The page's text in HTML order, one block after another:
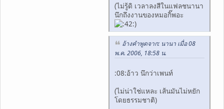
(ไม่รู้ดิ เวลาลงสีในแฟลชนานา
นึกถึงงานของหมอกิ๊พอะ
)
อ้างคำพูดจาก: นานา เมื่อ 08
พ.ค. 2006, 18:58 น.
:08:อ้าว นึกว่าเพนท์
(ไม่น่าใช่แหละ เส้นมันไม่หยัก
โดยธรรมชาติ)